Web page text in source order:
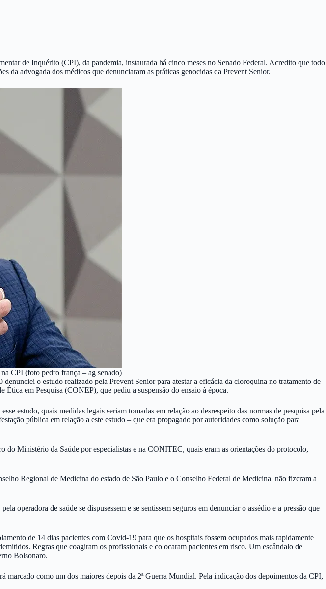
de Inquérito (CPI), da pandemia, instaurada há cinco meses no Senado Federal. Acredito que todo
da advogada dos médicos que denunciaram as práticas genocidas da Prevent Senior.
CPI (foto pedro frança – ag senado)
o estudo realizado pela Prevent Senior para atestar a eficácia da cloroquina no tratamento de
em Pesquisa (CONEP), que pediu a suspensão do ensaio à época.
estudo, quais medidas legais seriam tomadas em relação ao desrespeito das normas de pesquisa pela
pública em relação a este estudo – que era propagado por autoridades como solução para
do Ministério da Saúde por especialistas e na CONITEC, quais eram as orientações do protocolo,
Regional de Medicina do estado de São Paulo e o Conselho Federal de Medicina, não fizeram a
operadora de saúde se dispusessem e se sentissem seguros em denunciar o assédio e a pressão que
de 14 dias pacientes com Covid-19 para que os hospitais fossem ocupados mais rapidamente
Regras que coagiram os profissionais e colocaram pacientes em risco. Um escândalo de
Bolsonaro.
como um dos maiores depois da 2ª Guerra Mundial. Pela indicação dos depoimentos da CPI,